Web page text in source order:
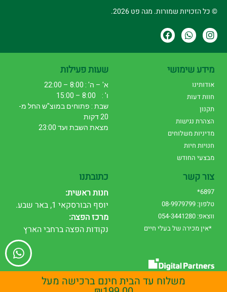
© כל הזכויות שמורות. מגה פט 2026.
מידע שימושי
אודותינו
חוות דעות
תקנון
הצהרת נגישות
מדיניות משלוחים
חנויות חיות
מבצעי החודש
שעות פעילות
א' – ה' : 8:00 – 22:00
ו' : 8:00 – 15:00
שבת : פתוחים במוצ"ש החל מ-
20 דקות
מצאת השבת ועד 23:00
צור קשר
6897*
טלפון: 08-9979799
ווצאפ: 054-3441280
*אין מכירה של בעלי חיים
כתובתנו
חנות ראשית:
יוסף הבורסקאי 1, באר שבע.
מרכז הפצה:
נקודות הפצה ברחבי הארץ
|שיווק דיגיטלי
משלוח עד הבית חינם ברכישה מעל